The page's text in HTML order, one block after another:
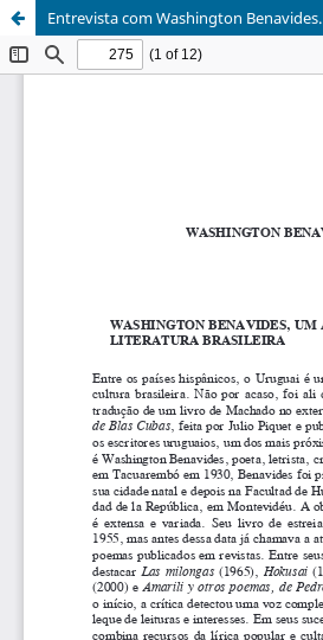
Entrevista com Washington Benavides.